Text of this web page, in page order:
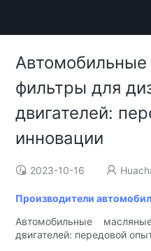
фильтры для
двигателей:
инновации
2023-10-16
Производители
Автомобильные
двигателей: передовой